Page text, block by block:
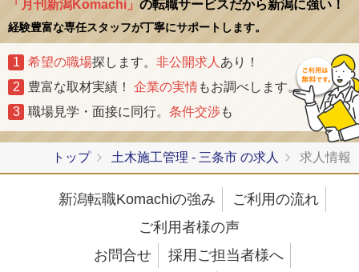
「月刊新潟Komachi」 の転職サービスだから新潟に強い！
経験豊富な専任スタッフが丁寧にサポートします。
1 希望の職場探します。 非公開求人あり！
2
豊富な取材実績！ 企業の実情もお調べします。
3
職場見学・面接に同行。 条件交渉も
トップ 土木施工管理 - 三条市 の求人 求人情報
新潟転職Komachiの強み
ご利用の流れ
ご利用者様の声
お問合せ
採用ご担当者様へ